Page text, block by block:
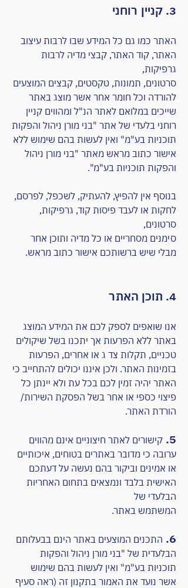
3. קניין רוחני
האתר כמו גם כל המידע שבו לרבות עיצוב
האתר, קוד האתר, קבצי מדיה לרבות
גרפיקות,
סרטונים, תמונות, טקסטים, קבצים המוצעים
להורדה וכל חומר אחר אשר מוצג באתר
שייכים במלואם לאתר הנ"ל ומהווים קניין
רוחני בלעדי של אתר "בני מורן ניהול והפקות
תוכניות בע"מ" ואין לעשות בהם שימוש ללא
אישור כתוב מראש מאתר "בני מורן ניהול
והפקות תוכניות בע"מ".
בנוסף אין להפיץ, להעתיק, לשכפל, לפרסם,
לחקות או לעבד פיסות קוד, גרפיקות,
סרטונים,
סימנים מסחריים או כל מדיה ותוכן אחר
מבלי שיש ברשותכם אישור כתוב מראש.
4. תוכן האתר
אנו שואפים לספק לכם את המידע המוצג
באתר ללא הפרעות אך יתכנו בשל שיקולים
טכניים, תקלות צד ג או אחרים, הפרעות
בזמינות האתר. ולכן איננו יכולים להתחייב כי
האתר יהיה זמין לכם בכל עת ולא יינתן כל
פיצוי כספי או אחר בשל הפסקת השירות/
הורדת האתר.
5. קישורים לאתר חיצוניים אינם מהווים
ערובה כי מדובר באתרים בטוחים, איכותיים
או אמינים וביקור בהם נעשה על דעתכם
האישית בלבד ונמצאים בתחום האחריות
הבלעדי של
המשתמש באתר.
6.
התכנים המוצעים באתר הינם בבעלותם
הבלעדית של "בני מורן ניהול והפקות
תוכניות בע"מ" ואין לעשות בהם שימוש
אשר נועד את האמור בתקנון זה (ראה סעיף